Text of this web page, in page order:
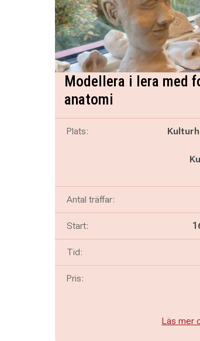
Modellera i lera med
anatomi
Plats:
Antal träffar:
Start:
Tid:
Pris:
Läs mer